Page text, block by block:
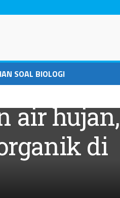
SOAL BIOLOGI
air hujan,
di